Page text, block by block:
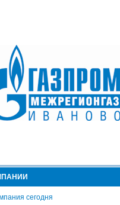
сегодня